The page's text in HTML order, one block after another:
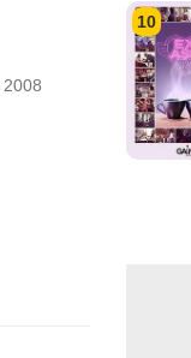
2008
10